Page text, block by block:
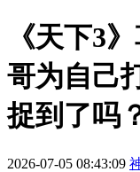
《天下3
哥为自己
捉到了吗
2026-07-05 08:43:09